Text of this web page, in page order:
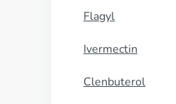
Flagyl
Ivermectin
Clenbuterol